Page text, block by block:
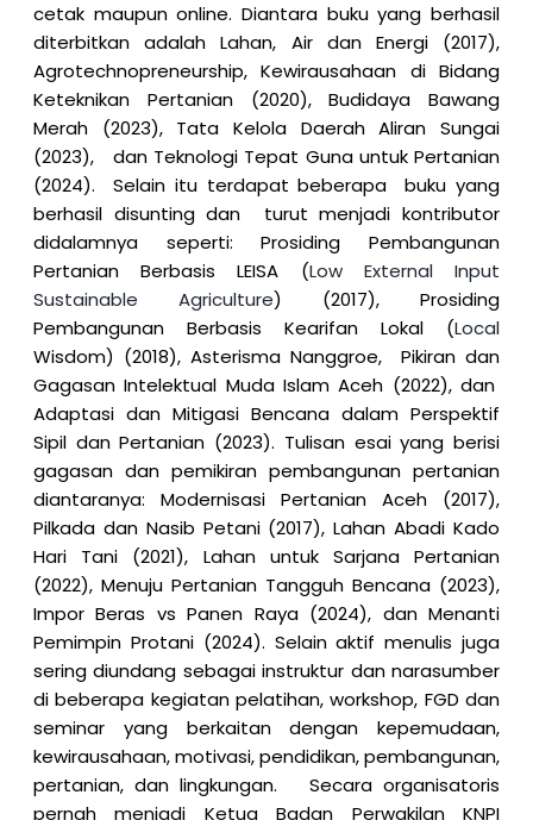
cetak maupun online. Diantara buku yang berhasil
diterbitkan adalah Lahan, Air dan Energi (2017),
Agrotechnopreneurship, Kewirausahaan di Bidang
Keteknikan Pertanian (2020), Budidaya Bawang
Merah (2023), Tata Kelola Daerah Aliran Sungai
(2023), dan Teknologi Tepat Guna untuk Pertanian
(2024). Selain itu terdapat beberapa buku yang
berhasil disunting dan turut menjadi kontributor
didalamnya seperti: Prosiding Pembangunan
Pertanian Berbasis LEISA (Low External Input
Sustainable Agriculture) (2017), Prosiding
Pembangunan Berbasis Kearifan Lokal (Local
Wisdom) (2018), Asterisma Nanggroe, Pikiran dan
Gagasan Intelektual Muda Islam Aceh (2022), dan
Adaptasi dan Mitigasi Bencana dalam Perspektif
Sipil dan Pertanian (2023). Tulisan esai yang berisi
gagasan dan pemikiran pembangunan pertanian
diantaranya: Modernisasi Pertanian Aceh (2017),
Pilkada dan Nasib Petani (2017), Lahan Abadi Kado
Hari Tani (2021), Lahan untuk Sarjana Pertanian
(2022), Menuju Pertanian Tangguh Bencana (2023),
Impor Beras vs Panen Raya (2024), dan Menanti
Pemimpin Protani (2024). Selain aktif menulis juga
sering diundang sebagai instruktur dan narasumber
di beberapa kegiatan pelatihan, workshop, FGD dan
seminar yang berkaitan dengan kepemudaan,
kewirausahaan, motivasi, pendidikan, pembangunan,
pertanian, dan lingkungan. Secara organisatoris
pernah menjadi Ketua Badan Perwakilan KNPI